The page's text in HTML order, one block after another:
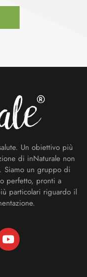
Un obiettivo più
di inNaturale non
Siamo un gruppo di
perfetto, pronti a
particolari riguardo il
youtube